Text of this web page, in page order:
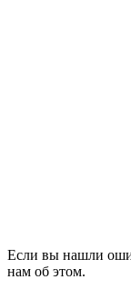
Если вы нашли
нам об этом.